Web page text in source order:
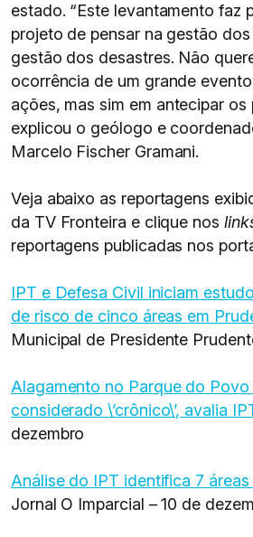
estado. “Este levantamento faz
projeto de pensar na gestão
gestão dos desastres. Não
ocorrência de um grande
ações, mas sim em antecipar os
explicou o geólogo e
Marcelo Fischer Gramani.
Veja abaixo as reportagens
da TV Fronteira e clique nos
reportagens publicadas nos
IPT e Defesa Civil iniciam
de risco de cinco áreas em
Municipal de Presidente
Alagamento no Parque do
considerado \’crônico\’, avalia
dezembro
Análise do IPT identifica 7
Jornal O Imparcial – 10 de